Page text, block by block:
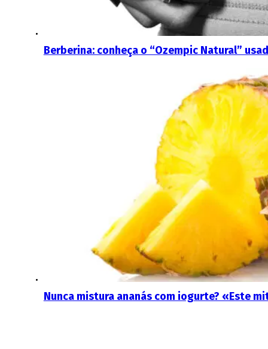
Berberina: conheça o “Ozempic Natural”
Nunca mistura ananás com iogurte? «Este